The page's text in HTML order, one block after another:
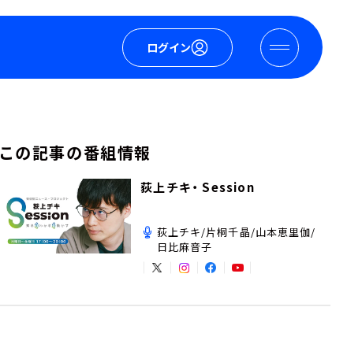
ログイン
この記事の番組情報
荻上チキ・ Session
荻上チキ/片桐千晶/山本恵里伽/
日比麻音子